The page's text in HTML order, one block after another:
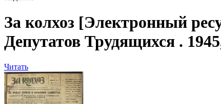
За колхоз [Электронный
Депутатов Трудящихся .
Читать